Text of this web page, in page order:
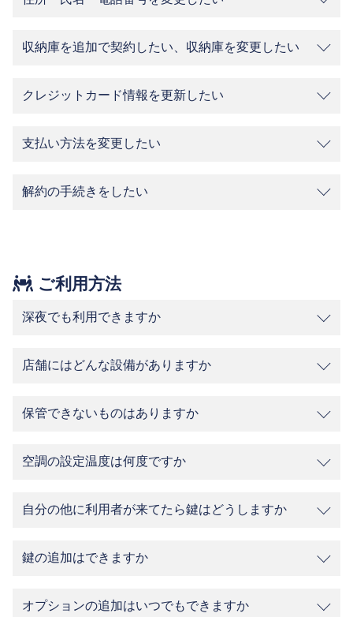
収納庫を追加で契約したい、収納庫を変更したい
クレジットカード情報を更新したい
支払い方法を変更したい
解約の手続きをしたい
ご利用方法
深夜でも利用できますか
店舗にはどんな設備がありますか
保管できないものはありますか
空調の設定温度は何度ですか
自分の他に利用者が来てたら鍵はどうしますか
鍵の追加はできますか
オプションの追加はいつでもできますか